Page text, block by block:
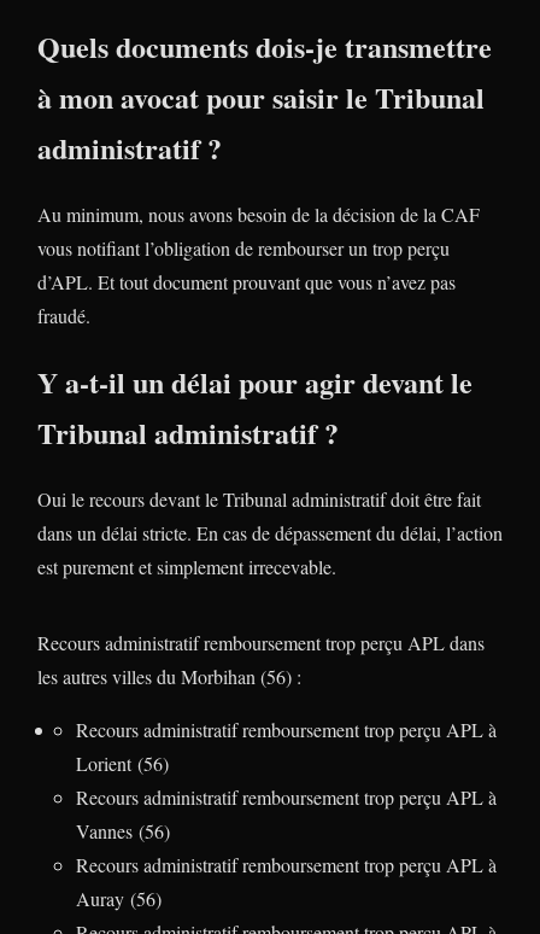
Quels documents dois-je transmettre
à mon avocat pour saisir le Tribunal
administratif ?
Au minimum, nous avons besoin de la décision de la CAF
vous notifiant l’obligation de rembourser un trop perçu
d’APL. Et tout document prouvant que vous n’avez pas
fraudé.
Y a-t-il un délai pour agir devant le
Tribunal administratif ?
Oui le recours devant le Tribunal administratif doit être fait
dans un délai stricte. En cas de dépassement du délai, l’action
est purement et simplement irrecevable.
Recours administratif remboursement trop perçu APL dans
les autres villes du Morbihan (56) :
Recours administratif remboursement trop perçu APL à
Lorient (56)
Recours administratif remboursement trop perçu APL à
Vannes (56)
Recours administratif remboursement trop perçu APL à
Auray (56)